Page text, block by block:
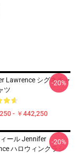
Lawrence シグネチャ
ツ
- ￥442,250
-20%
ール Jennifer
ハロウィンクラシ
-20%